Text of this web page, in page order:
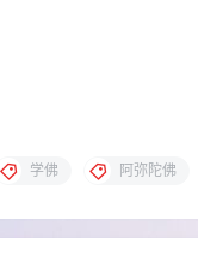
学佛 阿弥陀佛